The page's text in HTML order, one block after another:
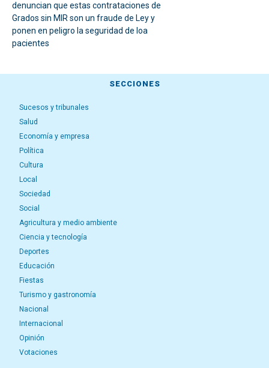
denuncian que estas contrataciones de
Grados sin MIR son un fraude de Ley y
ponen en peligro la seguridad de loa
pacientes
SECCIONES
Sucesos y tribunales
Salud
Economía y empresa
Política
Cultura
Local
Sociedad
Social
Agricultura y medio ambiente
Ciencia y tecnología
Deportes
Educación
Fiestas
Turismo y gastronomía
Nacional
Internacional
Opinión
Votaciones